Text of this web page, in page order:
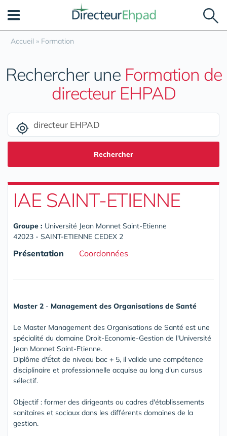
Accueil » Formation
Rechercher une Formation de
directeur EHPAD
Rechercher
IAE SAINT-ETIENNE
Groupe : Université Jean Monnet Saint-Etienne
42023 - SAINT-ETIENNE CEDEX 2
Présentation Coordonnées
Master 2 - Management des Organisations de Santé
Le Master Management des Organisations de Santé est une
spécialité du domaine Droit-Economie-Gestion de l'Université
Jean Monnet Saint-Etienne.
Diplôme d'État de niveau bac + 5, il valide une compétence
disciplinaire et professionnelle acquise au long d'un cursus
sélectif.
Objectif : former des dirigeants ou cadres d'établissements
sanitaires et sociaux dans les différents domaines de la
gestion.
Panneau de gestion des cookies